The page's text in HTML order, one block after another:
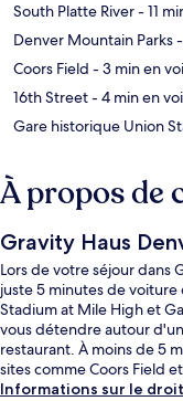
South Platte River- 11
Denver Mountain Parks
Coors Field - 3 min en
16th Street- 4 min en
Gare historique Union
À propos de
Gravity Haus
Lors de votre séjour dans
juste 5 minutes de
Stadium at Mile High et
vous détendre autour
restaurant. À moins de 5
sites comme Coors Field
Informations sur le